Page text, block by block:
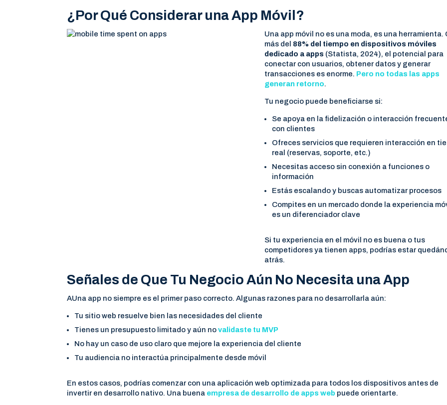
¿Por Qué Considerar una App Móvil?
Una app móvil no es una moda, es una herramienta.
más del 88% del tiempo en dispositivos móviles
dedicado a apps (Statista, 2024), el potencial para
conectar con usuarios, obtener datos y generar
transacciones es enorme. Pero no todas las apps
generan retorno.
Tu negocio puede beneficiarse si:
Se apoya en la fidelización o interacción
con clientes
Ofreces servicios que requieren interacción en
real (reservas, soporte, etc.)
Necesitas acceso sin conexión a funciones o
información
Estás escalando y buscas automatizar procesos
Compites en un mercado donde la experiencia
es un diferenciador clave
Si tu experiencia en el móvil no es buena o tus
competidores ya tienen apps, podrías estar
atrás.
Señales de Que Tu Negocio Aún No Necesita una App
AUna app no siempre es el primer paso correcto. Algunas razones para no desarrollarla aún:
Tu sitio web resuelve bien las necesidades del cliente
Tienes un presupuesto limitado y aún novalidaste tu MVP
No hay un caso de uso claro que mejore la experiencia del cliente
Tu audiencia no interactúa principalmente desde móvil
En estos casos, podrías comenzar con una aplicación web optimizada para todos los dispositivos antes de
invertir en desarrollo nativo. Una buena empresa de desarrollo de apps web puede orientarte.